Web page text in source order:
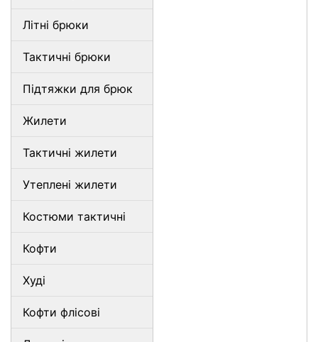
Літні брюки
Тактичні брюки
Підтяжки для брюк
Жилети
Тактичні жилети
Утеплені жилети
Костюми тактичні
Кофти
Худі
Кофти флісові